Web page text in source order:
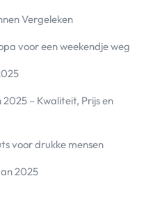
Vergeleken
voor een weekendje weg
– Kwaliteit, Prijs en
voor drukke mensen
2025